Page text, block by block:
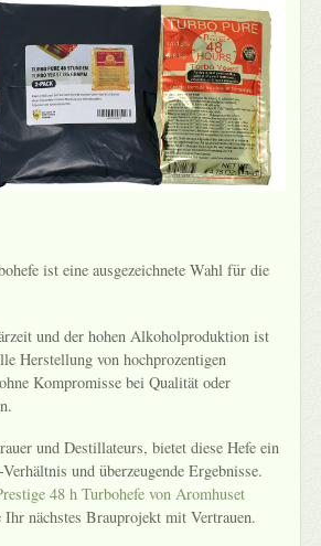
ist eine ausgezeichnete Wahl für die
und der hohen Alkoholproduktion ist
Herstellung von hochprozentigen
Kompromisse bei Qualität oder
und Destillateurs, bietet diese Hefe ein
und überzeugende Ergebnisse.
48 h Turbohefe von Aromhuset
Ihr nächstes Brauprojekt mit Vertrauen.